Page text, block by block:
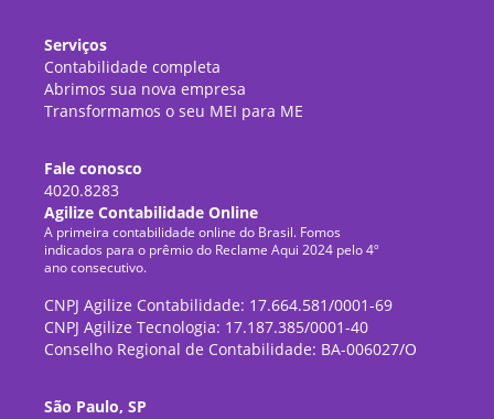
Serviços
Contabilidade completa
Abrimos sua nova empresa
Transformamos o seu MEI para ME
Fale conosco
4020.8283
Agilize Contabilidade Online
A primeira contabilidade online do Brasil. Fomos
indicados para o prêmio do Reclame Aqui 2024 pelo 4º
ano consecutivo.
CNPJ Agilize Contabilidade: 17.664.581/0001-69
CNPJ Agilize Tecnologia: 17.187.385/0001-40
Conselho Regional de Contabilidade: BA-006027/O
São Paulo, SP